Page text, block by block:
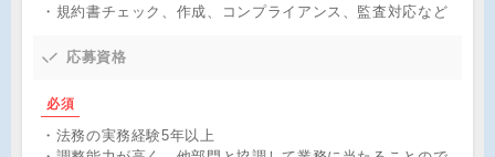
・規約書チェック、作成、コンプライアンス、監査対応など
応募資格
必須
・法務の実務経験5年以上